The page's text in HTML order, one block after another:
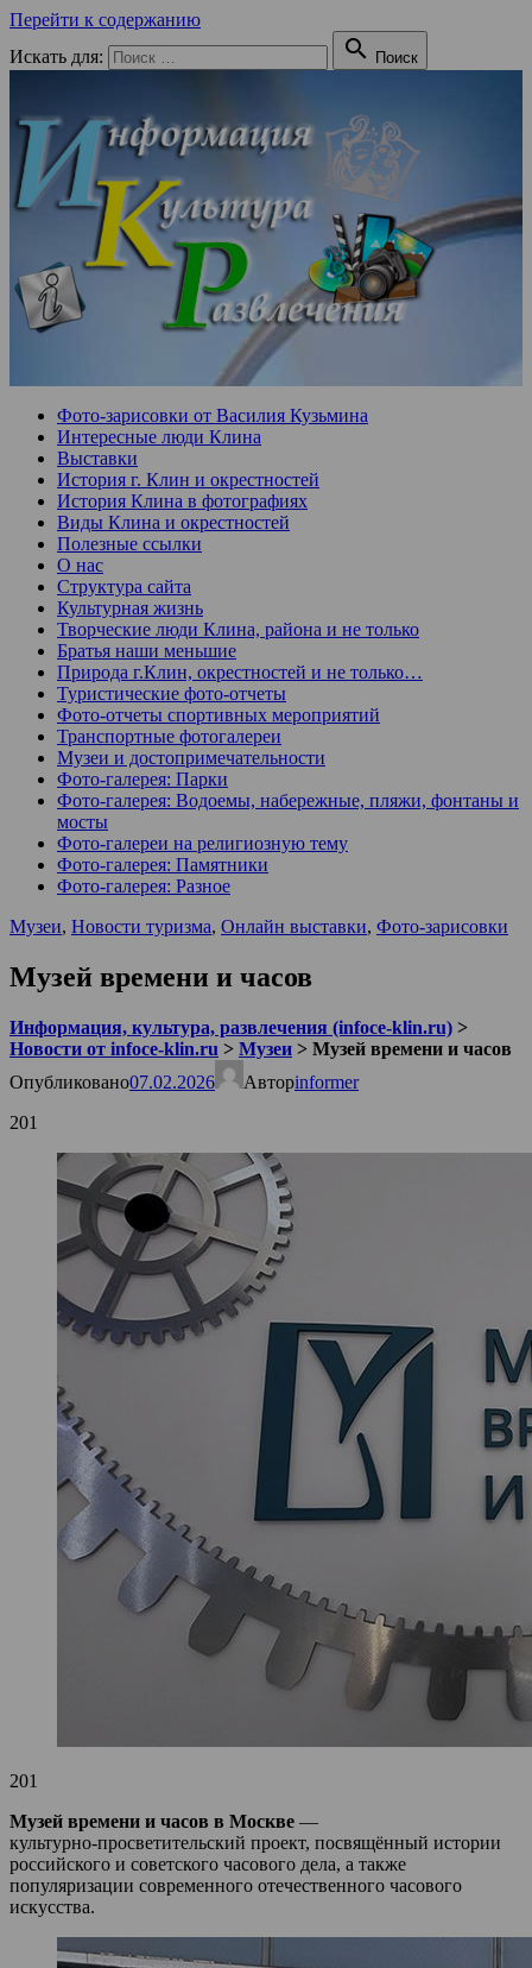
Перейти к содержанию
Искать для:
 Поиск
Фото-зарисовки от Василия Кузьмина
Интересные люди Клина
Выставки
История г. Клин и окрестностей
История Клина в фотографиях
Виды Клина и окрестностей
Полезные ссылки
О нас
Структура сайта
Культурная жизнь
Творческие люди Клина, района и не только
Братья наши меньшие
Природа г.Клин, окрестностей и не только…
Туристические фото-отчеты
Фото-отчеты спортивных мероприятий
Транспортные фотогалереи
Музеи и достопримечательности
Фото-галерея: Парки
Фото-галерея: Водоемы, набережные, пляжи, фонтаны и
мосты
Фото-галереи на религиозную тему
Фото-галерея: Памятники
Фото-галерея: Разное
Музеи, Новости туризма, Онлайн выставки, Фото-зарисовки
Музей времени и часов
Информация, культура, развлечения (infoce-klin.ru) >
Новости от infoce-klin.ru > Музеи > Музей времени и часов
Опубликовано07.02.2026 Авторinformer
201
201
Музей времени и часов в Москве —
культурно‑просветительский проект, посвящённый истории
российского и советского часового дела, а также
популяризации современного отечественного часового
искусства.